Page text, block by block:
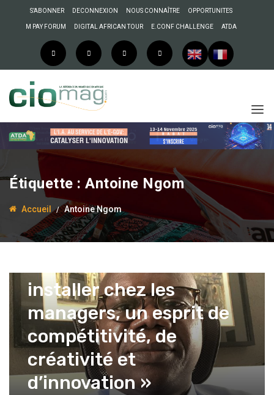
S’ABONNER DECONNEXION NOUS CONNAÎTRE OPPORTUNITES
M PAY FORUM DIGITAL AFRICAN TOUR E.CONF CHALLENGE ATDA
Étiquette : Antoine Ngom
Accueil Antoine Ngom
20 avril 2021 La Rédaction
Trois questions à
Antoine Ngom : « Le
concours ADMA va
installer chez les
managers, un esprit de
compétitivité, de
créativité et
d’innovation »